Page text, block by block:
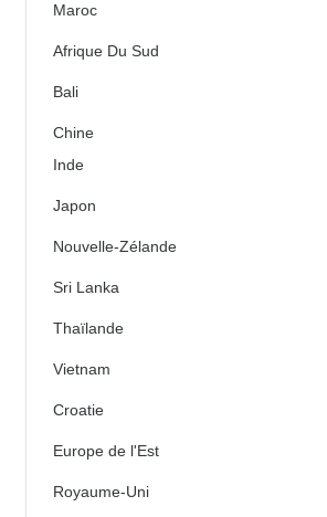
Maroc
Afrique Du Sud
Bali
Chine
Inde
Japon
Nouvelle-Zélande
Sri Lanka
Thaïlande
Vietnam
Croatie
Europe de l'Est
Royaume-Uni